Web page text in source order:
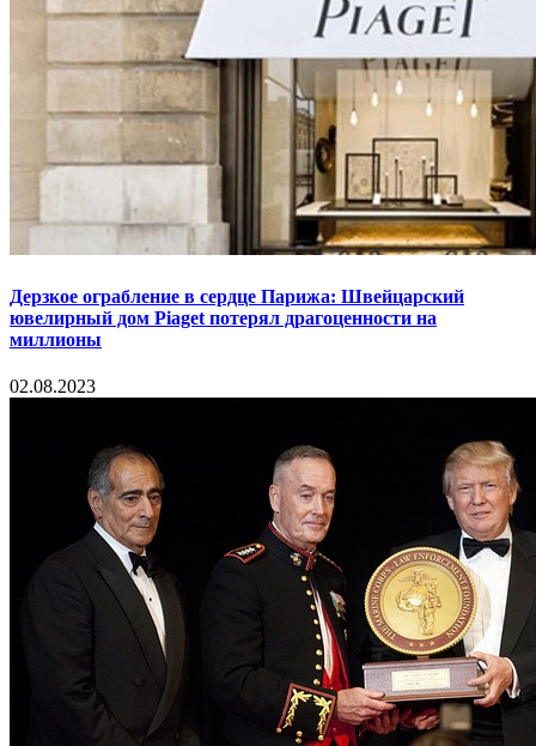
Дерзкое ограбление в сердце Парижа: Швейцарский
ювелирный дом Piaget потерял драгоценности на
миллионы
02.08.2023